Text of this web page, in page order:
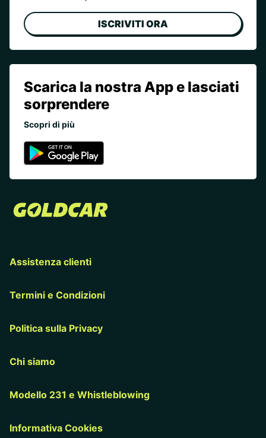
ISCRIVITI ORA
Scarica la nostra App e lasciati
sorprendere
Scopri di più
Assistenza clienti
Termini e Condizioni
Politica sulla Privacy
Chi siamo
Modello 231 e Whistleblowing
Informativa Cookies